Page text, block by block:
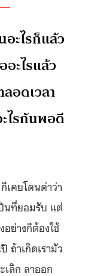
อะไรก็แล้ว
ะไรแล้ว
อดเวลา
ไรกันพอดี
เคยโดนด่าว่า
นที่ยอมรับ แต่
ย่างก็ต้องใช้
ถ้าเกิดเรามัว
เลิก ลาออก